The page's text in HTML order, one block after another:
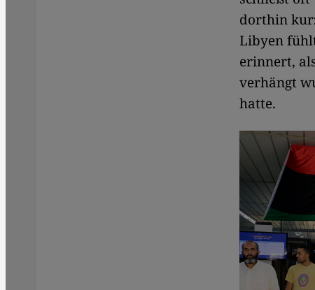
dorthin
Libyen
erinnert,
verhängt
hatte.